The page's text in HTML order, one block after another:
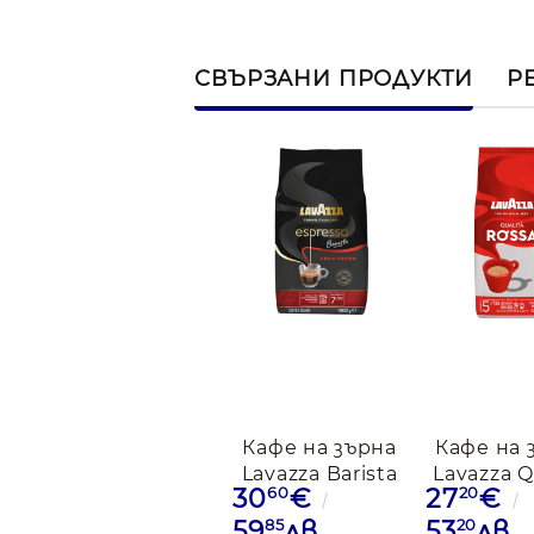
СВЪРЗАНИ ПРОДУКТИ
Кафе на зърна
Lavazza Barista
Gran Crema, 1кг
3060€
85
Кафе на
Lavazza
Rossa
2720€
20